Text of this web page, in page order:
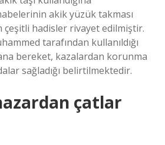
akik yüzük takması
hadisler rivayet edilmiştir.
tarafından kullanıldığı
bereket, kazalardan korunma
sağladığı belirtilmektedir.
çatlar